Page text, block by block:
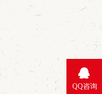
QQ咨询